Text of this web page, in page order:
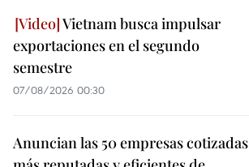
Vietnam busca impulsar
exportaciones en el segundo
semestre
07/08/2026 00:30
Anuncian las 50 empresas cotizadas